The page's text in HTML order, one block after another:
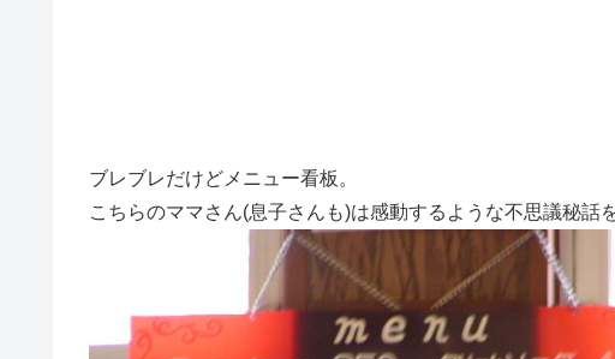
ブレブレだけどメニュー看板。
こちらのママさん(息子さんも)は感動するような不思議秘話